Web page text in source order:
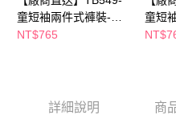
客戶支援中心」https://
【注意事項】
２．關於個人資料處理事宜，請瀏覽
https://aftee.tw/terms/#terms3
童短袖兩件式褲裝-印
花
NT$765
童短
詳細說明 商